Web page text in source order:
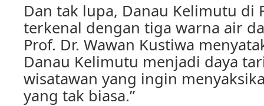
Dan tak lupa, Danau Kelimutu di
terkenal dengan tiga warna air
Prof. Dr. Wawan Kustiwa
Danau Kelimutu menjadi daya
wisatawan yang ingin
yang tak biasa.”